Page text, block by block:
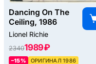
Dancing On The
Ceiling, 1986
Lionel Richie
23401989 ₽
–15% ОРИГИНАЛ 1986